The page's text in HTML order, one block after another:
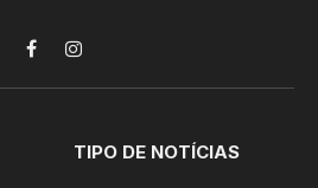
FacebookInstagram
TIPO DE NOTÍCIAS